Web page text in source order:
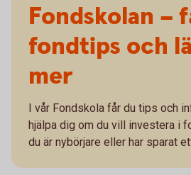
Fondskolan –
fondtips och
mer
I vår Fondskola får du tips och
hjälpa dig om du vill investera i
du är nybörjare eller har sparat